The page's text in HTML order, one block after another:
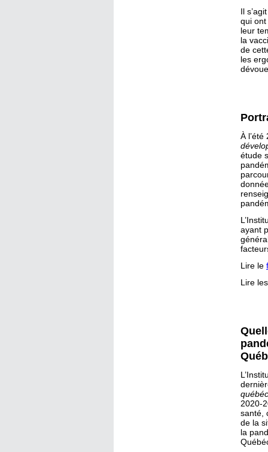
Il
qui
leur
la
de
les
À l’été
étude
ayant
Lire le
Lire
2020-
santé,
de la
la